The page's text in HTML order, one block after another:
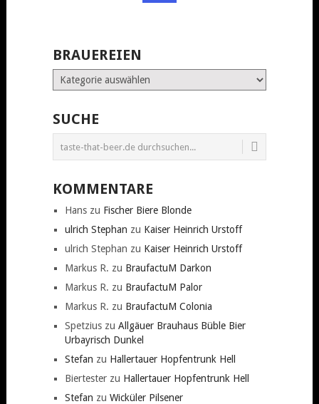
BRAUEREIEN
Brauereien
SUCHE
KOMMENTARE
Hanszu Fischer Biere Blonde
ulrich Stephan zu Kaiser Heinrich Urstoff
ulrich Stephan zu Kaiser Heinrich Urstoff
Markus R. zu BraufactuM Darkon
Markus R. zu BraufactuM Palor
Markus R. zu BraufactuM Colonia
Spetziuszu Allgäuer Brauhaus Büble Bier
Urbayrisch Dunkel
Stefan zu Hallertauer Hopfentrunk Hell
Biertesterzu Hallertauer Hopfentrunk Hell
Stefan zu Wicküler Pilsener